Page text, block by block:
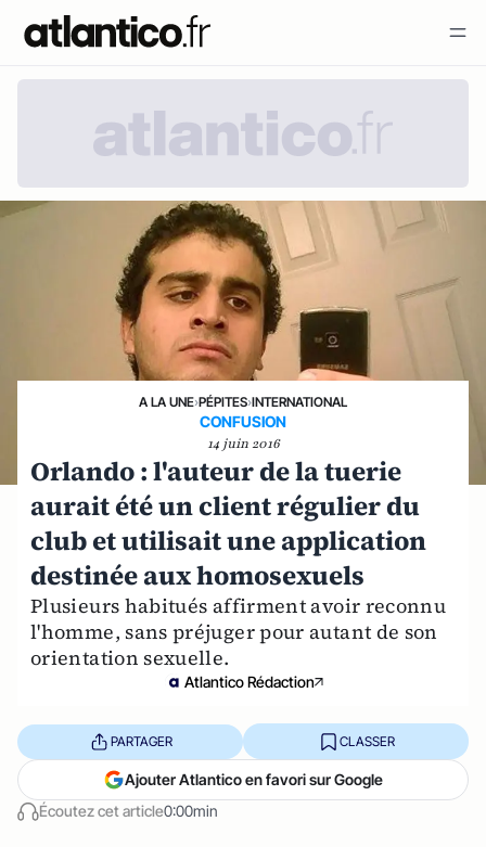
A LA UNE›PÉPITES›INTERNATIONAL
CONFUSION
14 juin 2016
Orlando : l'auteur de la tuerie
aurait été un client régulier du
club et utilisait une application
destinée aux homosexuels
Plusieurs habitués affirment avoir reconnu
l'homme, sans préjuger pour autant de son
orientation sexuelle.
Atlantico Rédaction
Écoutez cet article0:00min
PARTAGER CLASSER
Ajouter Atlantico en favori sur Google